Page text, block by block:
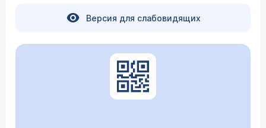
Версия для слабовидящих